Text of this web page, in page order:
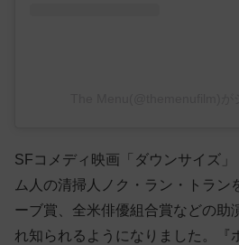
SFコメディ映画「ダウンサイズ
ム人の清掃人ノク・ラン・トラン
ーブ賞、全米俳優組合賞などの助
れ知られるようになりました。『